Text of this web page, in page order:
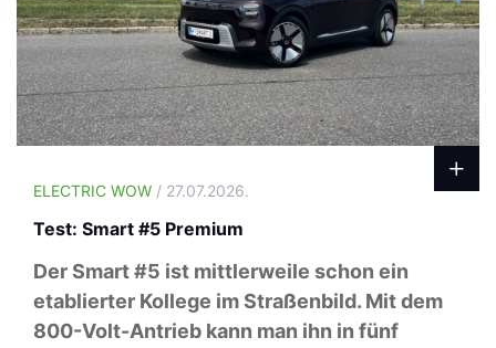
ELECTRIC WOW / 27.07.2026.
Test: Smart #5 Premium
Der Smart #5 ist mittlerweile schon ein
etablierter Kollege im Straßenbild. Mit dem
800-Volt-Antrieb kann man ihn in fünf